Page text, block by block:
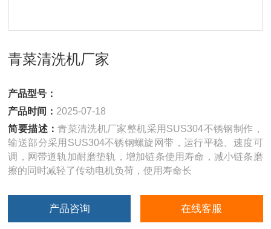
青菜清洗机厂家
产品型号：
产品时间： 2025-07-18
简要描述：青菜清洗机厂家整机采用SUS304不锈钢制作，
输送部分采用SUS304不锈钢螺旋网带，运行平稳、速度可
调，网带道轨加耐磨垫轨，增加链条使用寿命，减小链条磨
擦的同时减轻了传动电机负荷，使用寿命长
产品咨询 在线客服